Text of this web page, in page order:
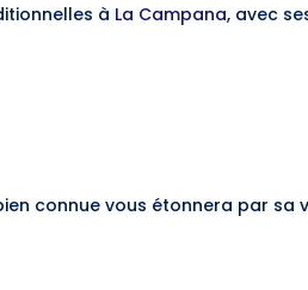
à La Campana, avec
connue vous étonnera par sa